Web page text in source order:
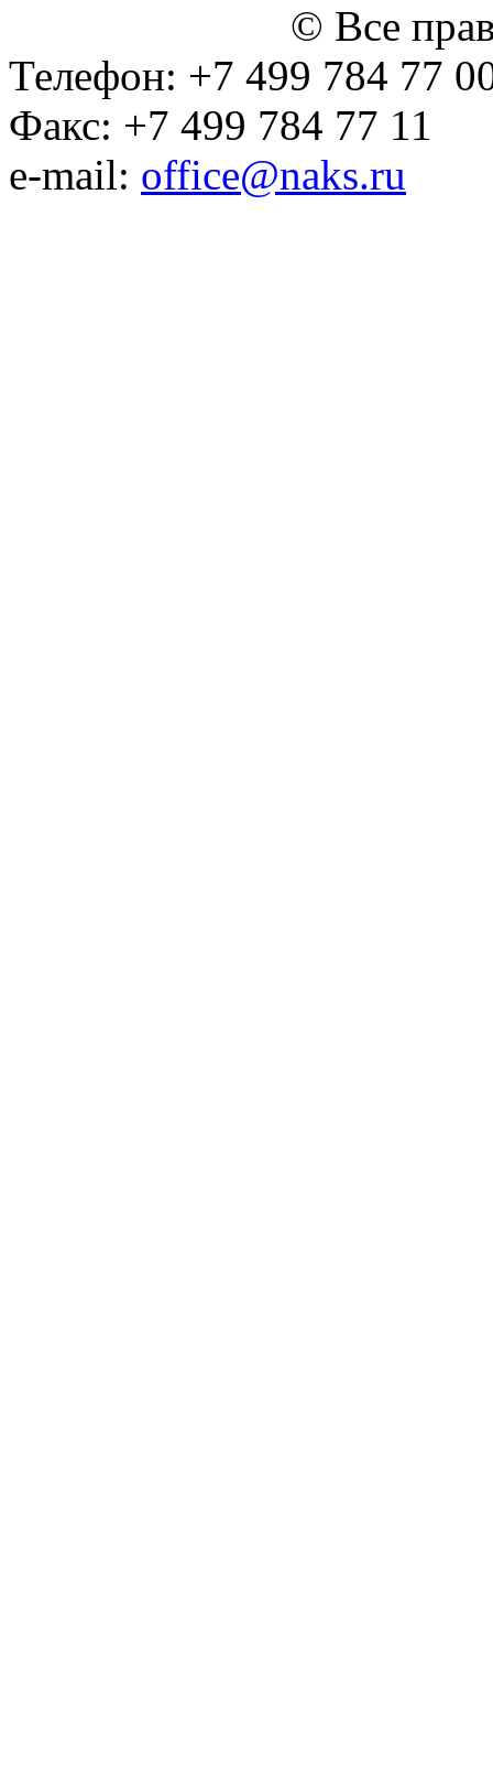
© Все
Телефон: +7 499 784 77
Факс: +7 499 784 77 11
e-mail: office@naks.ru